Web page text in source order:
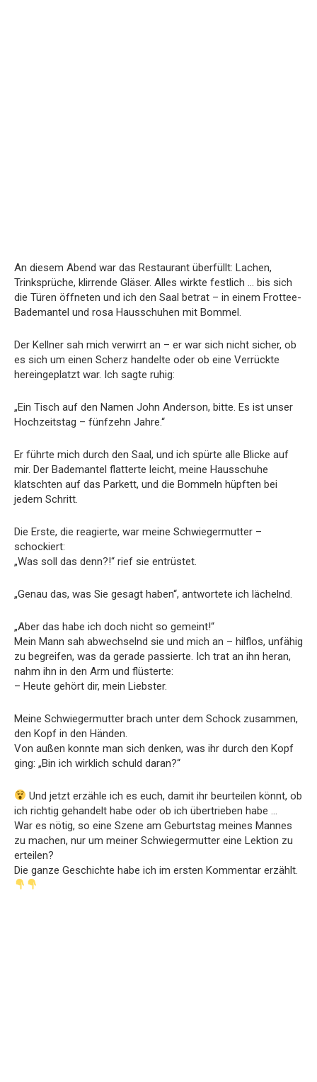
An diesem Abend war das Restaurant überfüllt: Lachen,
Trinksprüche, klirrende Gläser. Alles wirkte festlich … bis sich
die Türen öffneten und ich den Saal betrat – in einem Frottee-
Bademantel und rosa Hausschuhen mit Bommel.
Der Kellner sah mich verwirrt an – er war sich nicht sicher, ob
es sich um einen Scherz handelte oder ob eine Verrückte
hereingeplatzt war. Ich sagte ruhig:
„Ein Tisch auf den Namen John Anderson, bitte. Es ist unser
Hochzeitstag – fünfzehn Jahre.“
Er führte mich durch den Saal, und ich spürte alle Blicke auf
mir. Der Bademantel flatterte leicht, meine Hausschuhe
klatschten auf das Parkett, und die Bommeln hüpften bei
jedem Schritt.
Die Erste, die reagierte, war meine Schwiegermutter –
schockiert:
„Was soll das denn?!“ rief sie entrüstet.
„Genau das, was Sie gesagt haben“, antwortete ich lächelnd.
„Aber das habe ich doch nicht so gemeint!“
Mein Mann sah abwechselnd sie und mich an – hilflos, unfähig
zu begreifen, was da gerade passierte. Ich trat an ihn heran,
nahm ihn in den Arm und flüsterte:
– Heute gehört dir, mein Liebster.
Meine Schwiegermutter brach unter dem Schock zusammen,
den Kopf in den Händen.
Von außen konnte man sich denken, was ihr durch den Kopf
ging: „Bin ich wirklich schuld daran?“
Und jetzt erzähle ich es euch, damit ihr beurteilen könnt, ob
ich richtig gehandelt habe oder ob ich übertrieben habe …
War es nötig, so eine Szene am Geburtstag meines Mannes
zu machen, nur um meiner Schwiegermutter eine Lektion zu
erteilen?
Die ganze Geschichte habe ich im ersten Kommentar erzählt.